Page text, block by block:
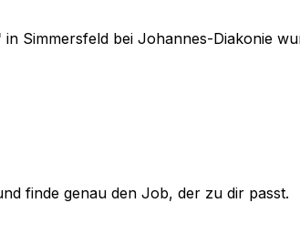
in Simmersfeld bei Johannes-Diakonie
finde genau den Job, der zu dir passt.